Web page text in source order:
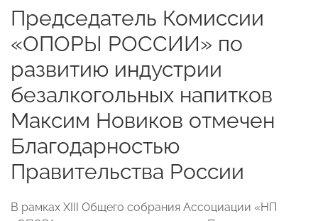
Председатель Комиссии
«ОПОРЫ РОССИИ» по
развитию индустрии
безалкогольных напитков
Максим Новиков отмечен
Благодарностью
Правительства России
В рамках XIII Общего собрания Ассоциации «НП